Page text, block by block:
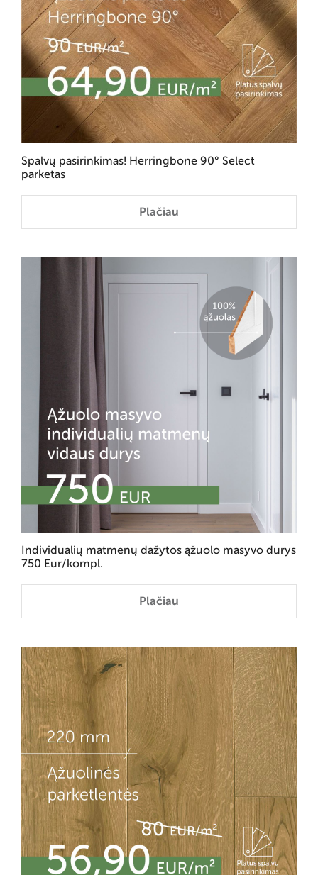
Spalvų pasirinkimas! Herringbone 90° Select
parketas
Plačiau
Individualių matmenų dažytos ąžuolo masyvo durys
750 Eur/kompl.
Plačiau